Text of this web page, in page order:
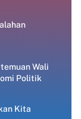
Wali
Politik
Kita